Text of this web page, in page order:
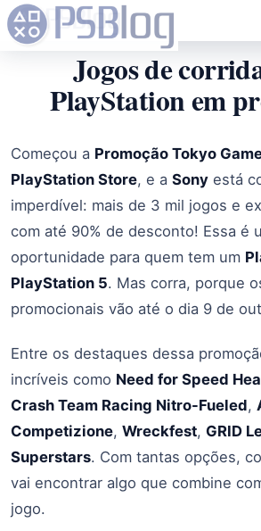
Jogos de
PlayStation em
Começou a Promoção Tokyo
PlayStation Store, e a Sony está
imperdível: mais de 3 mil jogos e
com até 90% de desconto! Essa é
oportunidade para quem tem um
PlayStation 5. Mas corra, porque
promocionais vão até o dia 9 de
Entre os destaques dessa
incríveis como Need for Speed
Crash Team Racing Nitro-Fueled,
Competizione, Wreckfest, GRID
Superstars. Com tantas opções,
vai encontrar algo que combine
jogo.